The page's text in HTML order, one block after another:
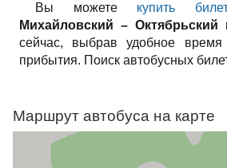
Вы можете купить
Михайловский – Октябрьский
сейчас, выбрав удобное время
прибытия. Поиск автобусных
Маршрут автобуса на карте